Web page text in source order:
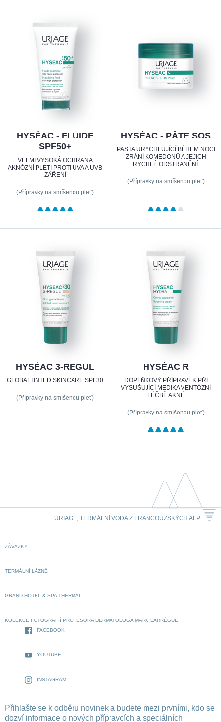
HYSÉAC - FLUIDE
SPF50+
VELMI VYSOKÁ OCHRANA
AKNÓZNÍ PLETI PROTI UVA A UVB
ZÁŘENÍ
(Přípravky na smíšenou pleť)
HYSÉAC - PÂTE SOS
PASTA URYCHLUJÍCÍ BĚHEM NOCI
ZRÁNÍ KOMEDONŮ A JEJICH
RYCHLÉ ODSTRANĚNÍ.
(Přípravky na smíšenou pleť)
HYSÉAC 3-REGUL
GLOBALTINTED SKINCARE SPF30
(Přípravky na smíšenou pleť)
HYSÉAC R
DOPLŇKOVÝ PŘÍPRAVEK PŘI
VYSUŠUJÍCÍ MEDIKAMENTÓZNÍ
LÉČBĚ AKNÉ
(Přípravky na smíšenou pleť)
URIAGE, TERMÁLNÍ VODA Z FRANCOUZSKÝCH ALP
ZÁVAZKY
TERMÁLNÍ LÁZNĚ
GRAND HOTEL & SPA THERMAL
KOLEKCE FOTOGRAFIÍ PROFESORA DERMATOLOGA MARC LARRÈGUE
FACEBOOK
YOUTUBE
INSTAGRAM
Přihlašte se k odběru novinek a budete mezi prvními, kdo se
dozví informace o nových přípravcích a speciálních